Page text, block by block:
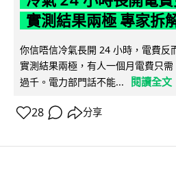
實測結果兩極 專家拆
你信唔信冷氣長開 24 小時，電費反
實測結果兩極，有人一個月電費只
過千。電力部門話不能...
閱讀全文
28 分享